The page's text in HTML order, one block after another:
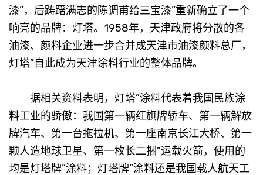
漆”，后踌躇满志的陈调甫给三宝漆”重新确立了一个
响亮的品牌：灯塔。1958年，天津政府将分散的各
油漆、颜料企业进一步合并成天津市油漆颜料总厂，
灯塔”自此成为天津涂料行业的整体品牌。
据相关资料表明，灯塔”涂料代表着我国民族涂
料工业的骄傲：我国第一辆红旗牌轿车、第一辆解放
牌汽车、第一台拖拉机、第一座南京长江大桥、第一
颗人造地球卫星、第一枚长二捆”运载火箭，使用的
均是灯塔牌”涂料；灯塔牌”涂料还是我国载人航天工